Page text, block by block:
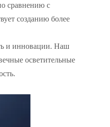
сравнению с
созданию более
и инновации. Наш
осветительные